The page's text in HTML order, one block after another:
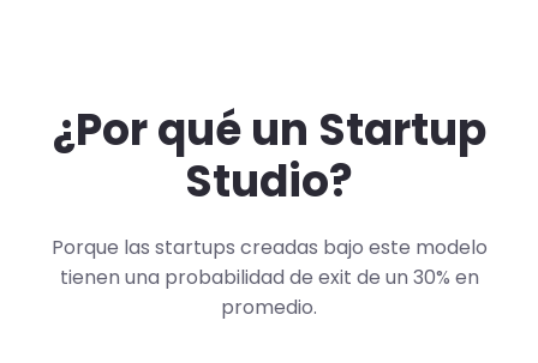
¿Por qué un Startup
Studio?
Porque las startups creadas bajo este modelo
tienen una probabilidad de exit de un 30% en
promedio.